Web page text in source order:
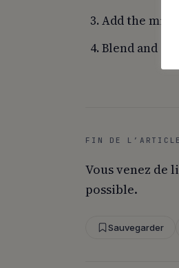
Add the mint.
Blend and
FIN DE
Vous venez de
possible.
Sauvegarder